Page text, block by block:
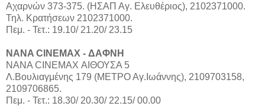
Αχαρνών 373-375. (ΗΣΑΠ Αγ. Ελευθέριος), 2102371000.
Τηλ. Κρατήσεων 2102371000.
Πεμ. - Τετ.: 19.10/ 21.20/ 23.15
NANA CINEMAX - ΔΑΦΝΗ
ΝΑΝΑ CINEMAX ΑΙΘΟΥΣΑ 5
Λ.Βουλιαγμένης 179 (ΜΕΤΡΟ Αγ.Ιωάννης), 2109703158,
2109706865.
Πεμ. - Τετ.: 18.30/ 20.30/ 22.15/ 00.00